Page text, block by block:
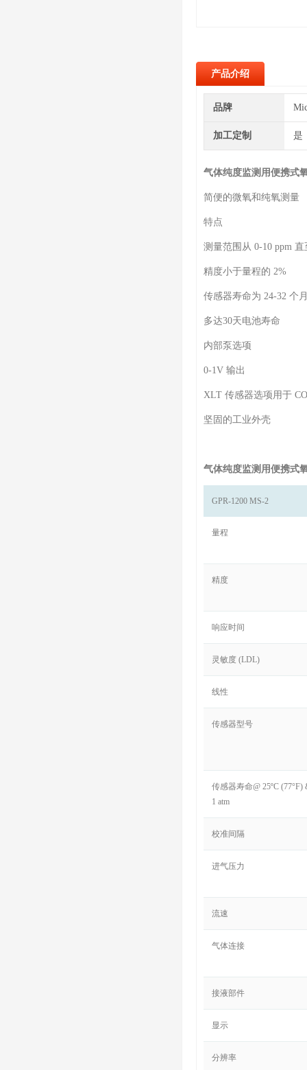
产品介绍
品牌
加工定制 是
气体纯度监测用便携式
简便的微氧和纯氧测量
特点
测量范围从 0-10 ppm 直
精度小于量程的 2%
传感器寿命为 24-32 个
多达30天电池寿命
内部泵选项
0-1V 输出
XLT 传感器选项用于
坚固的工业外壳
气体纯度监测用便携式
GPR-1200 MS-2
量程
精度
响应时间
灵敏度 (LDL)
线性
传感器型号
传感器寿命@ 25ºC (77°F)
1 atm
校准间隔
进气压力
流速
气体连接
接液部件
显示
分辨率